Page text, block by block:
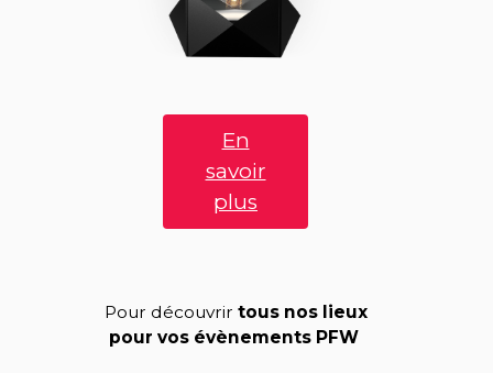
En
savoir
plus
Pour découvrir tous nos lieux
pour vos évènements PFW